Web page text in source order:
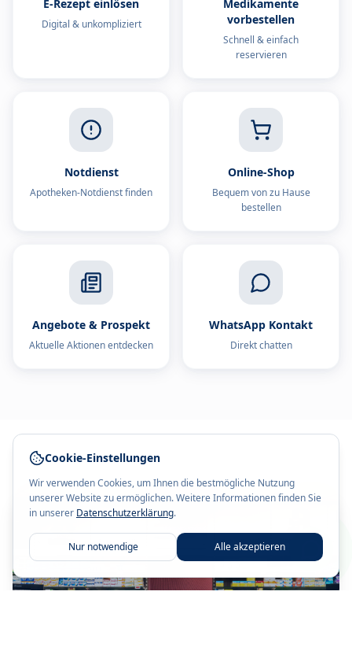
E-Rezept einlösen
Digital & unkompliziert
Medikamente
vorbestellen
Schnell & einfach
reservieren
Notdienst
Apotheken-Notdienst finden
Online-Shop
Bequem von zu Hause
bestellen
Angebote & Prospekt
Aktuelle Aktionen entdecken
WhatsApp Kontakt
Direkt chatten
Cookie-Einstellungen
Wir verwenden Cookies, um Ihnen die bestmögliche Nutzung
unserer Website zu ermöglichen. Weitere Informationen finden Sie
in unserer Datenschutzerklärung.
Nur notwendige Alle akzeptieren